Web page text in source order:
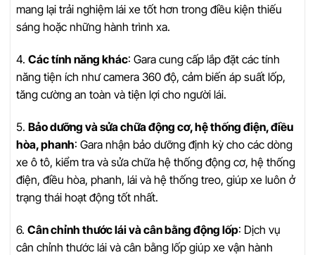
mang lại trải nghiệm lái xe tốt hơn trong điều kiện thiếu
sáng hoặc những hành trình xa.
4. Các tính năng khác: Gara cung cấp lắp đặt các tính
năng tiện ích như camera 360 độ, cảm biến áp suất lốp,
tăng cường an toàn và tiện lợi cho người lái.
5. Bảo dưỡng và sửa chữa động cơ, hệ thống điện, điều
hòa, phanh: Gara nhận bảo dưỡng định kỳ cho các dòng
xe ô tô, kiểm tra và sửa chữa hệ thống động cơ, hệ thống
điện, điều hòa, phanh, lái và hệ thống treo, giúp xe luôn ở
trạng thái hoạt động tốt nhất.
6. Cân chỉnh thước lái và cân bằng động lốp: Dịch vụ
cân chỉnh thước lái và cân bằng lốp giúp xe vận hành